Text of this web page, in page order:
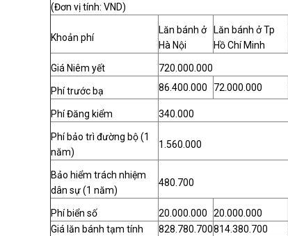
(Đơn vị tính: VND)
Khoản phí
Lăn bánh ở
Hà Nội
Lăn bánh ở Tp
Hồ Chí Minh
Giá Niêm yết 720.000.000
Phí trước bạ 86.400.000 72.000.000
Phí Đăng kiểm 340.000
Phí bảo trì đường bộ (1
năm)
1.560.000
Bảo hiểm trách nhiệm
dân sự (1 năm)
480.700
Phí biển số 20.000.000 20.000.000
Giá lăn bánh tạm tính
828.780.700814.380.700